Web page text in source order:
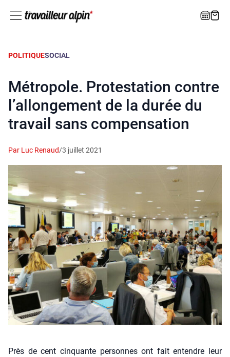
POLITIQUESOCIAL
Métropole. Protestation contre
l’allongement de la durée du
travail sans compensation
Par Luc Renaud/3 juillet 2021
Près de cent cinquante personnes ont fait entendre leur